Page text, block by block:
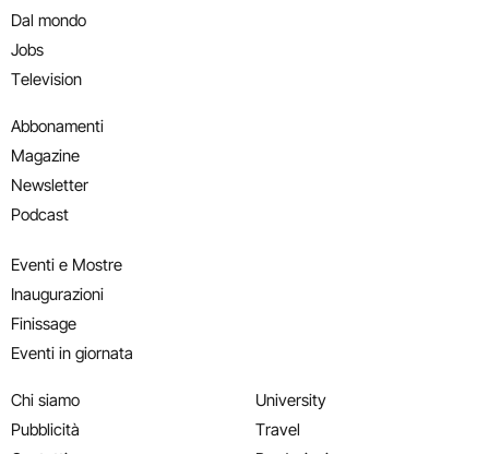
Dal mondo
Jobs
Television
Abbonamenti
Magazine
Newsletter
Podcast
Eventi e Mostre
Inaugurazioni
Finissage
Eventi in giornata
Chi siamo
Pubblicità
University
Travel